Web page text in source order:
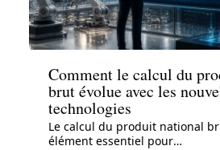
Actu
Comment le calcul du
brut évolue avec les
technologies
Le calcul du produit national
élément essentiel pour…